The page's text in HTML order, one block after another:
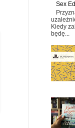
Sex
Kiedy
będę...